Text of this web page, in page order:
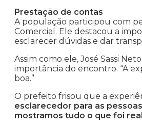
Prestação de contas
A população participou com
Comercial. Ele destacou a
esclarecer dúvidas e dar
Assim como ele, José Sassi
importância do encontro. “A
boa.”
O prefeito frisou que a
esclarecedor para as
mostramos tudo o que foi